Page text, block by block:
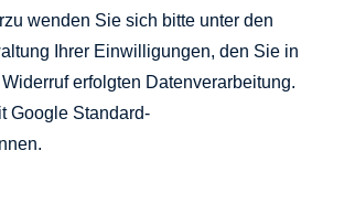
wenden Sie sich bitte unter den
Ihrer Einwilligungen, den Sie in
erfolgten Datenverarbeitung.
Google Standard-